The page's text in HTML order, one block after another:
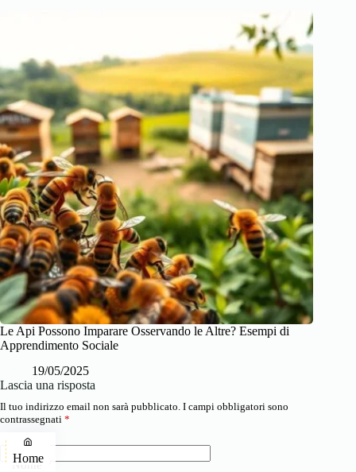
Le Api Possono Imparare Osservando le Altre? Esempi di
Apprendimento Sociale
19/05/2025
Lascia una risposta
Il tuo indirizzo email non sarà pubblicato. I campi obbligatori sono
contrassegnati *
Nome*
Home